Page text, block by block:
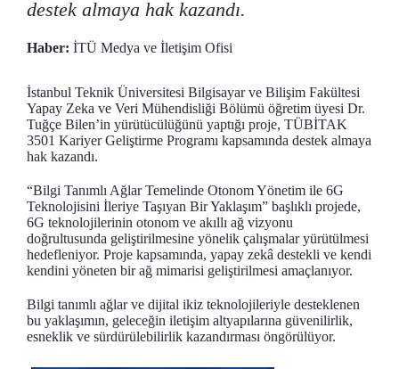
destek almaya hak kazandı.
Haber: İTÜ Medya ve İletişim Ofisi
İstanbul Teknik Üniversitesi Bilgisayar ve Bilişim Fakültesi
Yapay Zeka ve Veri Mühendisliği Bölümü öğretim üyesi Dr.
Tuğçe Bilen’in yürütücülüğünü yaptığı proje, TÜBİTAK
3501 Kariyer Geliştirme Programı kapsamında destek almaya
hak kazandı.
“Bilgi Tanımlı Ağlar Temelinde Otonom Yönetim ile 6G
Teknolojisini İleriye Taşıyan Bir Yaklaşım” başlıklı projede,
6G teknolojilerinin otonom ve akıllı ağ vizyonu
doğrultusunda geliştirilmesine yönelik çalışmalar yürütülmesi
hedefleniyor. Proje kapsamında, yapay zekâ destekli ve kendi
kendini yöneten bir ağ mimarisi geliştirilmesi amaçlanıyor.
Bilgi tanımlı ağlar ve dijital ikiz teknolojileriyle desteklenen
bu yaklaşımın, geleceğin iletişim altyapılarına güvenilirlik,
esneklik ve sürdürülebilirlik kazandırması öngörülüyor.